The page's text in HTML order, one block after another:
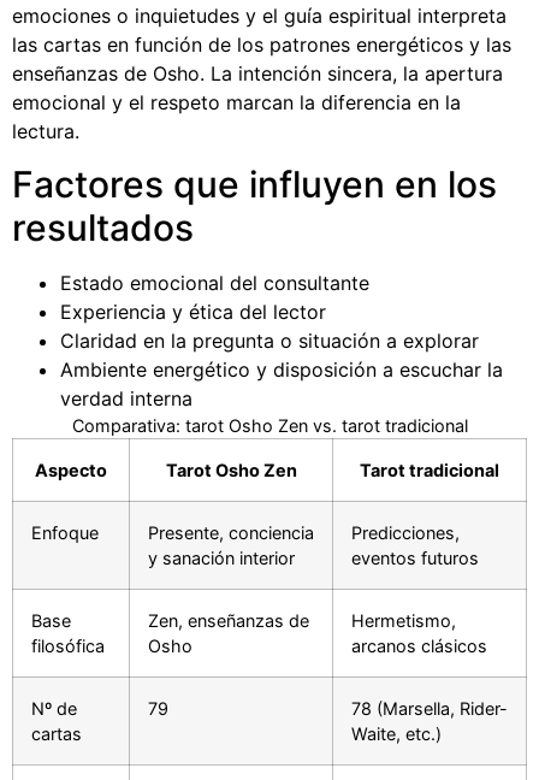
emociones o inquietudes y el guía espiritual interpreta
las cartas en función de los patrones energéticos y las
enseñanzas de Osho. La intención sincera, la apertura
emocional y el respeto marcan la diferencia en la
lectura.
Factores que influyen en los
resultados
Estado emocional del consultante
Experiencia y ética del lector
Claridad en la pregunta o situación a explorar
Ambiente energético y disposición a escuchar la
verdad interna
Comparativa: tarot Osho Zen vs. tarot tradicional
Aspecto Tarot Osho Zen Tarot tradicional
Enfoque
Presente, conciencia
y sanación interior
Predicciones,
eventos futuros
Base
filosófica
Zen, enseñanzas de
Osho
Hermetismo,
arcanos clásicos
Nº de
cartas
79
78 (Marsella, Rider-
Waite, etc.)